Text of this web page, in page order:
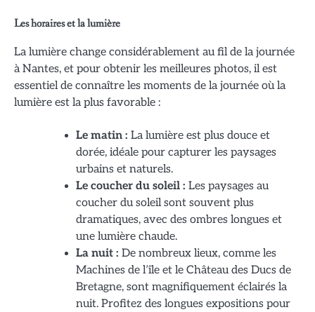
Les horaires et la lumière
La lumière change considérablement au fil de la journée
à Nantes, et pour obtenir les meilleures photos, il est
essentiel de connaître les moments de la journée où la
lumière est la plus favorable :
Le matin : La lumière est plus douce et
dorée, idéale pour capturer les paysages
urbains et naturels.
Le coucher du soleil : Les paysages au
coucher du soleil sont souvent plus
dramatiques, avec des ombres longues et
une lumière chaude.
La nuit : De nombreux lieux, comme les
Machines de l’île et le Château des Ducs de
Bretagne, sont magnifiquement éclairés la
nuit. Profitez des longues expositions pour